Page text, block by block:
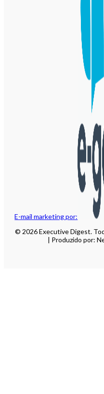
E-mail marketing por:
© 2026 Executive Digest.
| Produzido por: